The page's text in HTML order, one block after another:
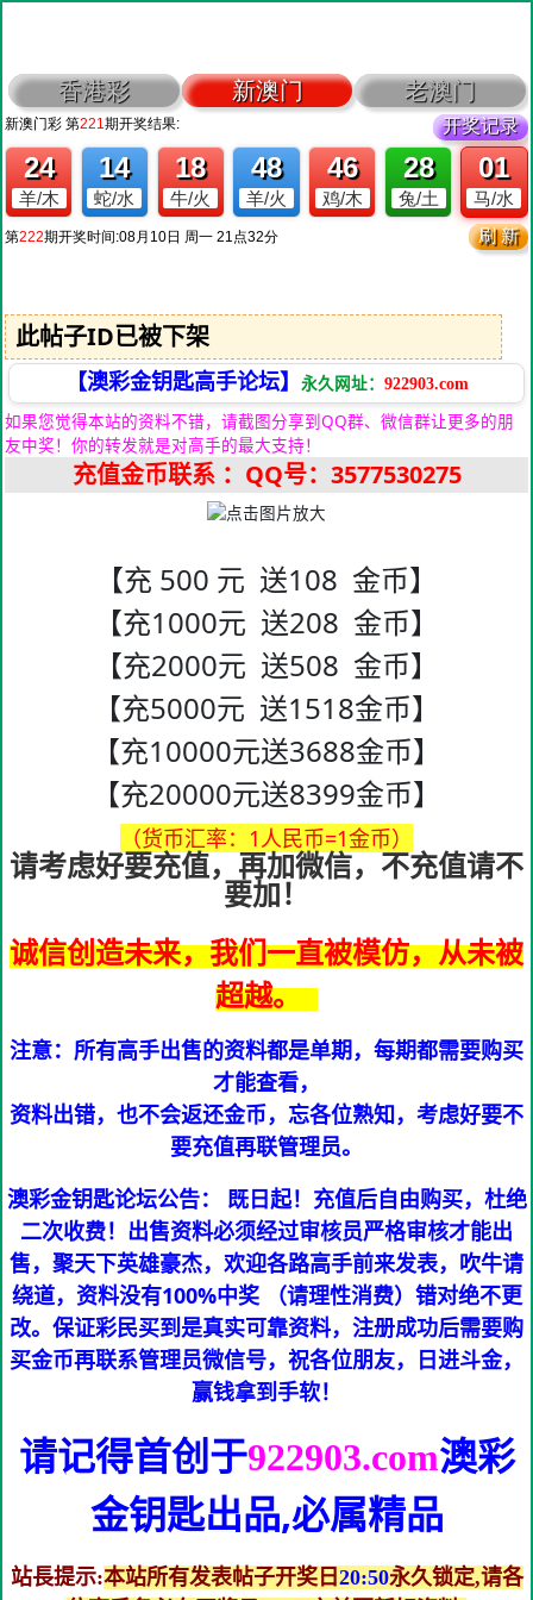
此帖子ID已被下架
【澳彩金钥匙高手论坛】 永久网址： 922903.com
如果您觉得本站的资料不错，请截图分享到QQ群、微信群让更多的朋
友中奖！你的转发就是对高手的最大支持！
充值金币联系 ：QQ号：3577530275
【充 500 元 送108 金币】
【充1000元 送208 金币】
【充2000元 送508 金币】
【充5000元 送1518金币】
【充10000元送3688金币】
【充20000元送8399金币】
（货币汇率：1人民币=1金币）
请考虑好要充值，再加微信，不充值请不
要加！
诚信创造未来，我们一直被模仿，从未被
超越。
注意：所有高手出售的资料都是单期，每期都需要购买
才能查看，
资料出错，也不会返还金币，忘各位熟知，考虑好要不
要充值再联管理员。
澳彩金钥匙论坛公告： 既日起！充值后自由购买，杜绝
二次收费！出售资料必须经过审核员严格审核才能出
售，聚天下英雄豪杰，欢迎各路高手前来发表，吹牛请
绕道，资料没有100%中奖 （请理性消费）错对绝不更
改。保证彩民买到是真实可靠资料，注册成功后需要购
买金币再联系管理员微信号，祝各位朋友，日进斗金，
赢钱拿到手软！
请记得首创于922903.com澳彩
金钥匙出品,必属精品
站長提示:本站所有发表帖子开奖日 20:50永久锁定,请各